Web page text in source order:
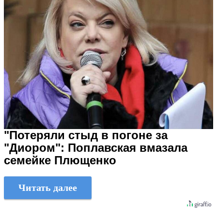
"Потеряли стыд в погоне за
"Диором": Поплавская вмазала
семейке Плющенко
Читать далее